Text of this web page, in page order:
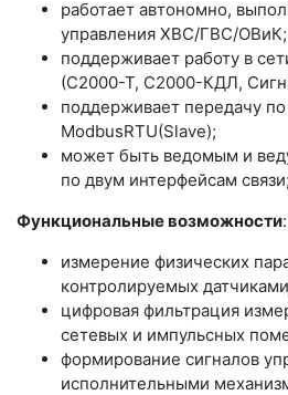
работает автономно,
управления ХВС/ГВС/ОВиК;
поддерживает работу в
(С2000-Т, С2000-КДЛ,
поддерживает передачу
ModbusRTU(Slave);
может быть ведомым и
по двум интерфейсам связи;
Функциональные возможности:
измерение физических
контролируемых
цифровая фильтрация
сетевых и импульсных
формирование сигналов
исполнительными